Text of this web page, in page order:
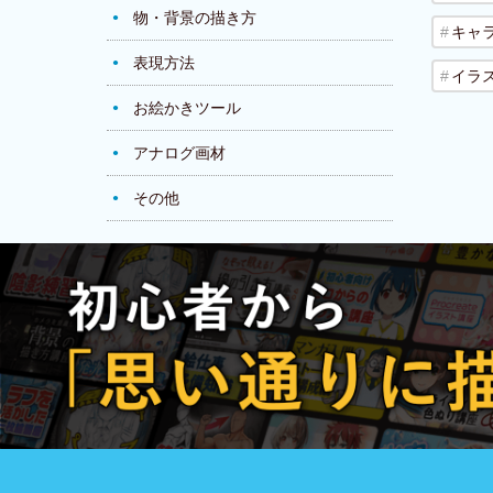
物・背景の描き方
表現方法
お絵かきツール
アナログ画材
その他
キャ
イラ